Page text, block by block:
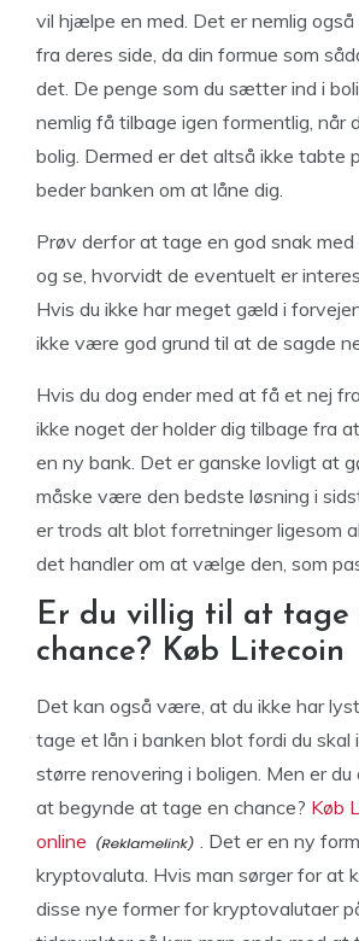
vil hjælpe en med. Det er nemlig
fra deres side, da din formue som
det. De penge som du sætter ind i
nemlig få tilbage igen formentlig, når
bolig. Dermed er det altså ikke tabte
beder banken om at låne dig.
Prøv derfor at tage en god snak
og se, hvorvidt de eventuelt er
Hvis du ikke har meget gæld i
ikke være god grund til at de sagde
Hvis du dog ender med at få et nej
ikke noget der holder dig tilbage fra
en ny bank. Det er ganske lovligt at
måske være den bedste løsning i
er trods alt blot forretninger ligesom
det handler om at vælge den, som
Er du villig til at tage
chance? Køb Litecoin
Det kan også være, at du ikke har
tage et lån i banken blot fordi du skal
større renovering i boligen. Men er du
at begynde at tage en chance? Køb
online
. Det er en ny
kryptovaluta. Hvis man sørger for at
disse nye former for kryptovalutaer